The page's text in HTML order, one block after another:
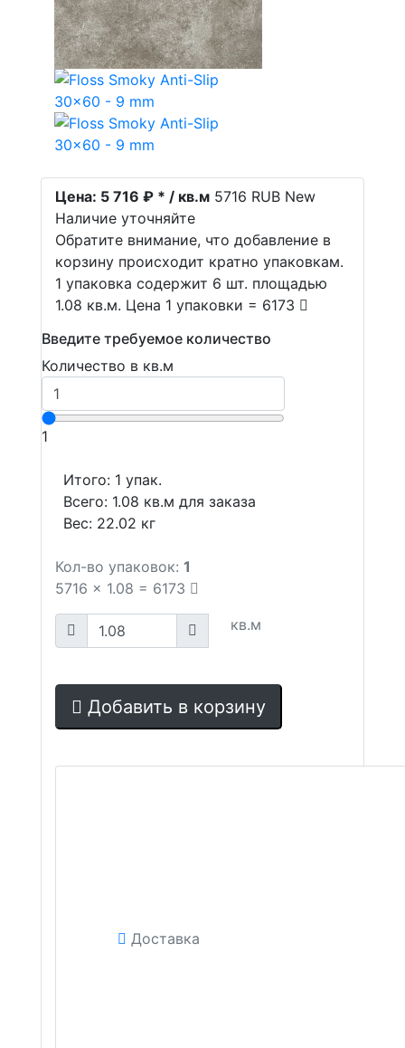
Цена: 5 716 ₽ * / кв.м 5716 RUB New
Наличие уточняйте
Обратите внимание, что добавление в
корзину происходит кратно упаковкам.
1 упаковка содержит 6 шт. площадью
1.08 кв.м. Цена 1 упаковки = 6173
Введите требуемое количество
Количество в кв.м
1
Итого: 1 упак.
Всего: 1.08 кв.м для заказа
Вес: 22.02 кг
Кол-во упаковок: 1
5716 x 1.08 = 6173
кв.м
Добавить в корзину
Доставка